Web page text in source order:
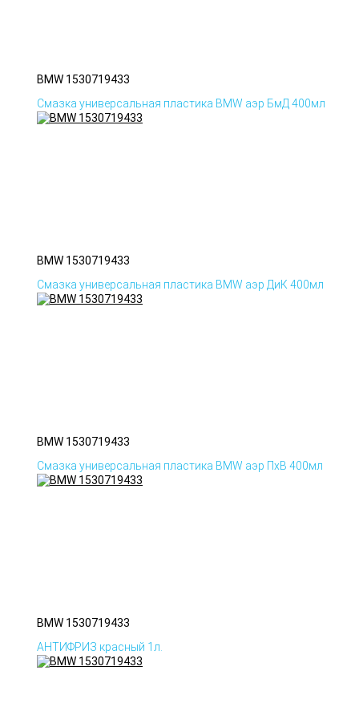
BMW 1530719433
Смазка универсальная пластика BMW аэр БмД 400мл
BMW 1530719433
Смазка универсальная пластика BMW аэр ДиК 400мл
BMW 1530719433
Смазка универсальная пластика BMW аэр ПхВ 400мл
BMW 1530719433
АНТИФРИЗ красный 1л.